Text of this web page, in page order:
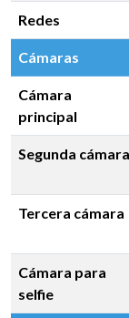
Redes
Cámaras
Cámara
principal
Segunda cámara
Tercera cámara
Cámara para
selfie